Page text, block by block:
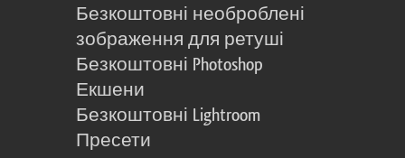
Безкоштовні необроблені
зображення для ретуші
Безкоштовні Photoshop
Екшени
Безкоштовні Lightroom
Пресети